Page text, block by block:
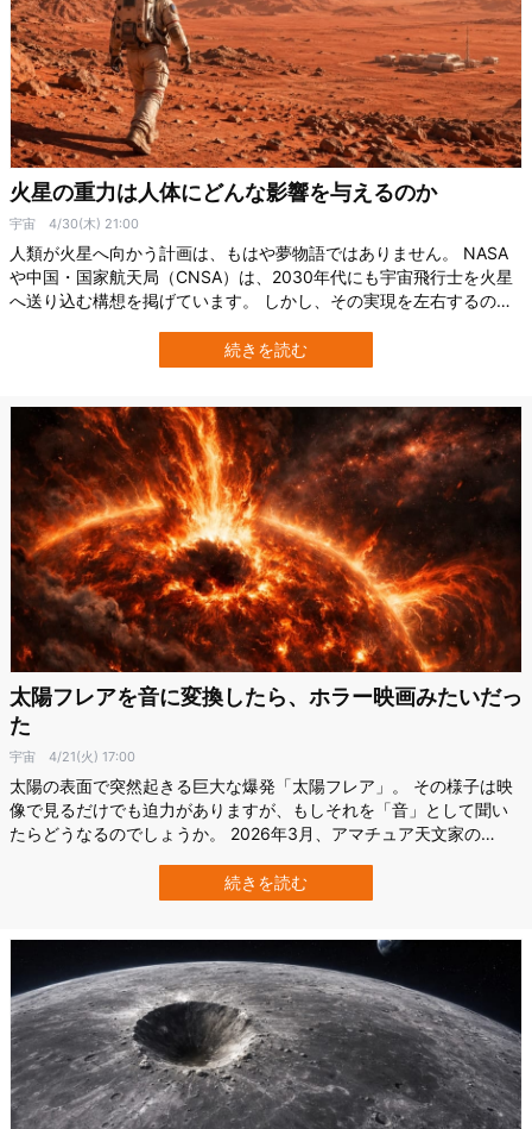
火星の重力は人体にどんな影響を与えるのか
宇宙 4/30(木) 21:00
人類が火星へ向かう計画は、もはや夢物語ではありません。 NASA
や中国・国家航天局（CNSA）は、2030年代にも宇宙飛行士を火星
へ送り込む構想を掲げています。 しかし、その実現を左右するのは
が火星で耐えられるのか」という問題です。 とくに注目されている
のが、地球の約38％しかない火星の重力です。 この“軽すぎる世
続きを読む
太陽フレアを音に変換したら、ホラー映画みたいだっ
た
宇宙 4/21(火) 17:00
太陽の表面で突然起きる巨大な爆発「太陽フレア」。 その様子は映
像で見るだけでも迫力がありますが、もしそれを「音」として聞い
たらどうなるのでしょうか。 2026年3月、アマチュア天文家の
間を偶然捉えました。 さらにこの観測では、電波として記録された
データを音に変換することで、太陽の活動を“耳で体験する”という珍
続きを読む